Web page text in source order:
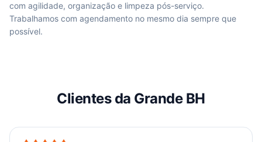
com agilidade, organização e limpeza pós-serviço.
Trabalhamos com agendamento no mesmo dia sempre que
possível.
Clientes da Grande BH